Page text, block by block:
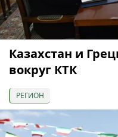
Казахстан и
вокруг КТК
РЕГИОН